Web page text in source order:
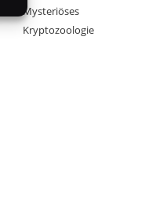
Mysteriöses
Kryptozoologie